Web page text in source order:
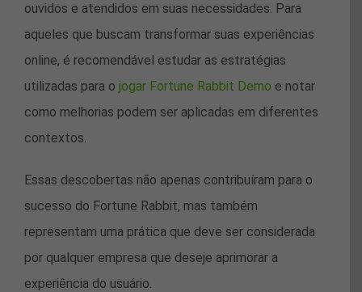
ouvidos e atendidos em suas necessidades. Para
aqueles que buscam transformar suas experiências
online, é recomendável estudar as estratégias
utilizadas para o jogar Fortune Rabbit Demo e notar
como melhorias podem ser aplicadas em diferentes
contextos.
Essas descobertas não apenas contribuíram para o
sucesso do Fortune Rabbit, mas também
representam uma prática que deve ser considerada
por qualquer empresa que deseje aprimorar a
experiência do usuário.